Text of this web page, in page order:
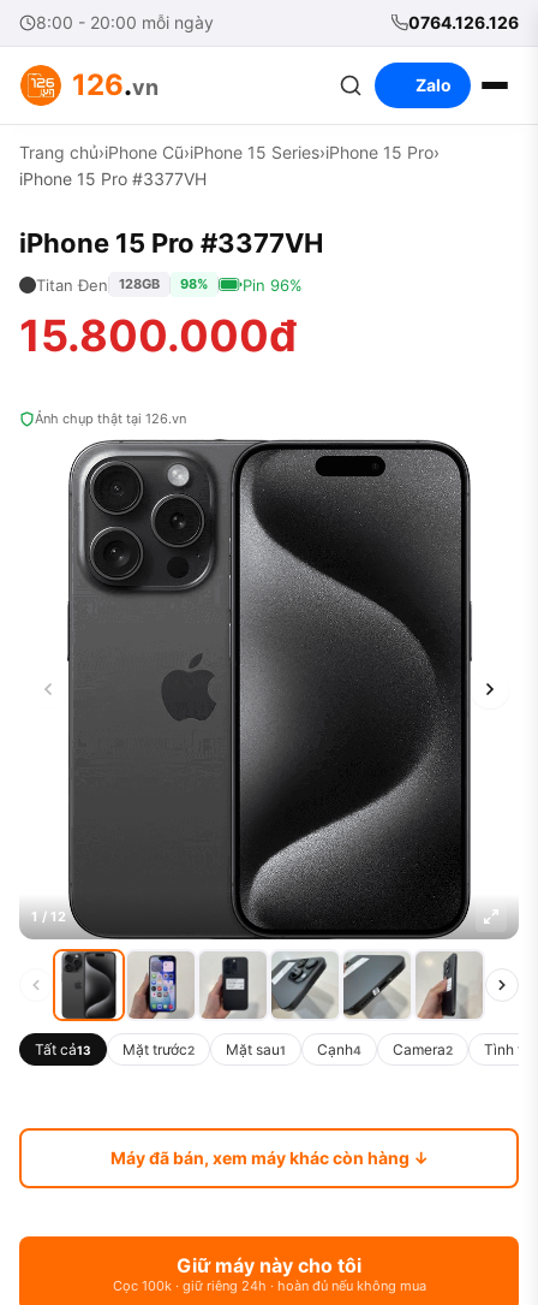
8:00 - 20:00 mỗi ngày 0764.126.126
126.vn Zalo
Trang chủ›iPhone Cũ›iPhone 15 Series›iPhone 15 Pro›
iPhone 15 Pro #3377VH
Ảnh chụp thật tại 126.vn
1 / 12
Tất cả13 Mặt trước2 Mặt sau1 Cạnh4 Camera2 Tình
iPhone 15 Pro #3377VH
Titan Đen 128GB 98% Pin 96%
15.800.000đ
Máy đã bán, xem máy khác còn hàng ↓
Giữ máy này cho tôi
Cọc 100k · giữ riêng 24h · hoàn đủ nếu không mua